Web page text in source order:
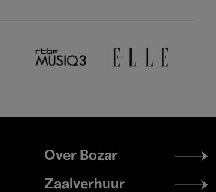
Footer
menu
Over Bozar
Zaalverhuur